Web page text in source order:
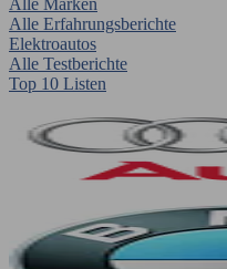
Alle Marken
Alle Erfahrungsberichte
Elektroautos
Alle Testberichte
Top 10 Listen